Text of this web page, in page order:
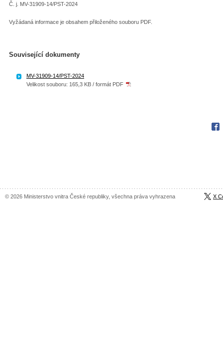
Č. j. MV-31909-14/PST-2024
Vyžádaná informace je obsahem přiloženého souboru PDF.
Související dokumenty
MV-31909-14/PST-2024
Velikost souboru: 165,3 KB / formát PDF
© 2026 Ministerstvo vnitra České republiky, všechna práva vyhrazena X